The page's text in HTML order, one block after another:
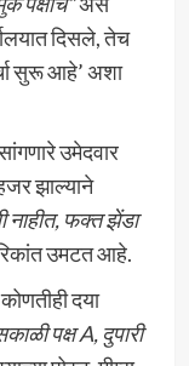
दिसले, तेच
सुरू आहे’ अशा
उमेदवार
झाल्याने
नाहीत, फक्त झेंडा
उमटत आहे.
दया
पक्ष A, दुपारी